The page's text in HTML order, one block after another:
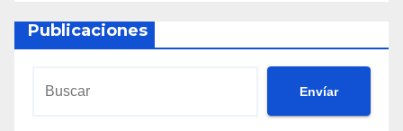
Publicaciones
Envíar